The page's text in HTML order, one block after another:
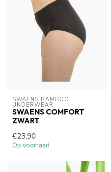
SWAENS BAMBOO
UNDERWEAR
SWAENS COMFORT
ZWART
€23,90
Op voorraad